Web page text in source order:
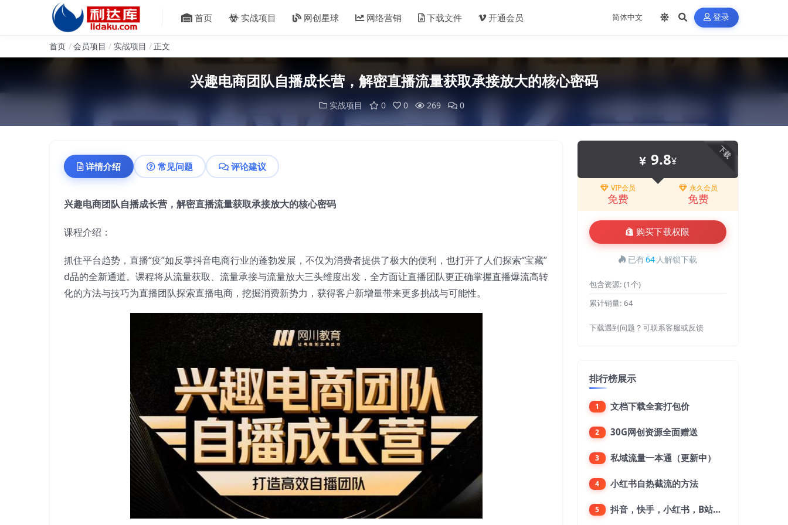
首页 实战项目 网创星球 网络营销 下载文件 开通会员 登录
首页 会员项目 实战项目 正文
兴趣电商团队自播成长营，解密直播流量获取承接放大的核心密码
实战项目 0 0 269 0
详情介绍 常见问题 评论建议
兴趣电商团队自播成长营，解密直播流量获取承接放大的核心密码
课程介绍：
抓住平台趋势，直播“疫”如反掌抖音电商行业的蓬勃发展，不仅为消费者提供了极大的便利，也打开了人们探索“宝藏”
d品的全新通道。课程将从流量获取、流量承接与流量放大三头维度出发，全方面让直播团队更正确掌握直播爆流高转
化的方法与技巧为直播团队探索直播电商，挖掘消费新势力，获得客户新增量带来更多挑战与可能性。
下载
9.8¥
VIP会员
免费
永久会员
免费
购买下载权限
已有64 人解锁下载
包含资源: (1个)
累计销量: 64
下载遇到问题？可联系客服或反馈
排行榜展示
1 文档下载全套打包价
2 30G网创资源全面赠送
3 私域流量一本通（更新中）
4 小红书自热截流的方法
5 抖音，快手，小红书，B站，微博，微信公众号，微信视频号。每一个平台，都是不一样的机会，对应不一样的赚钱思路